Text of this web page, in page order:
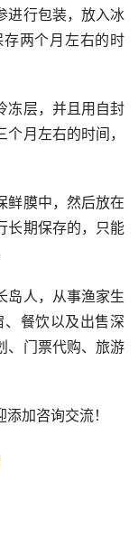
进行包装，放入冰
两个月左右的时
冻层，并且用自封
月左右的时间，
鲜膜中，然后放在
长期保存的，只能
岛人，从事渔家生
餐饮以及出售深
、门票代购、旅游
添加咨询交流！